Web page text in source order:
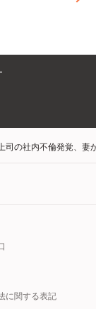
上司の社内不倫発覚、
に関する表記